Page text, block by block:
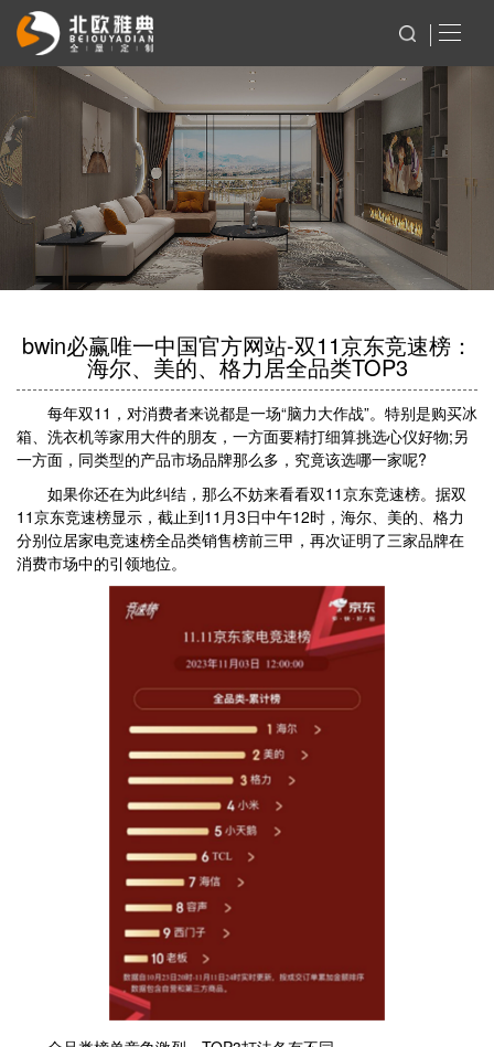
bwin必赢唯一中国官方网站-双11京东竞速榜：
海尔、美的、格力居全品类TOP3
每年双11，对消费者来说都是一场“脑力大作战”。特别是购买冰
箱、洗衣机等家用大件的朋友，一方面要精打细算挑选心仪好物;另
一方面，同类型的产品市场品牌那么多，究竟该选哪一家呢?
如果你还在为此纠结，那么不妨来看看双11京东竞速榜。据双
11京东竞速榜显示，截止到11月3日中午12时，海尔、美的、格力
分别位居家电竞速榜全品类销售榜前三甲，再次证明了三家品牌在
消费市场中的引领地位。